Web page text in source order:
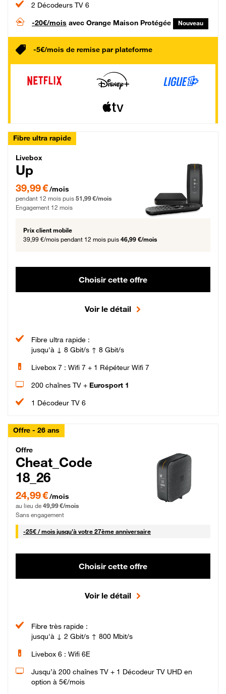
2 Décodeurs TV 6
-20€/mois avec Orange Maison Protégée Nouveau
-5€/mois de remise par plateforme
Fibre ultra rapide
Livebox Up Fibre
Livebox
Up
39,99 € par mois pendant 12 mois puis 51,99 € par mois, Engagement 12 mois
39,99 €/mois
pendant 12 mois puis 51,99 €/mois
Engagement 12 mois
Prix client mobile
39,99 €/mois pendant 12 mois puis 46,99 €/mois
Choisir cette offre
Voir le détail
Fibre ultra rapide :
jusqu'à ↓ 8 Gbit/s ↑ 8 Gbit/s
Livebox 7 : Wifi 7 + 1 Répéteur Wifi 7
200 chaînes TV + Eurosport 1
1 Décodeur TV 6
Offre - 26 ans
Cheat_Code Fibre_18_26
Offre
Cheat_Code
18_26
24,99 € par mois pendant 0 mois puis 49,99 € par mois, Sans engagement
24,99 €/mois
au lieu de 49,99 €/mois
Sans engagement
-25€ / mois25 € par mois
jusqu'à votre 27ème anniversaire
Choisir cette offre
Voir le détail
Fibre très rapide :
jusqu'à ↓ 2 Gbit/s ↑ 800 Mbit/s
Livebox 6 : Wifi 6E
Jusqu’à 200 chaînes TV + 1 Décodeur TV UHD en
option à 5€/mois